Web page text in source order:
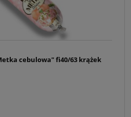
cebulowa" fi40/63 krążek